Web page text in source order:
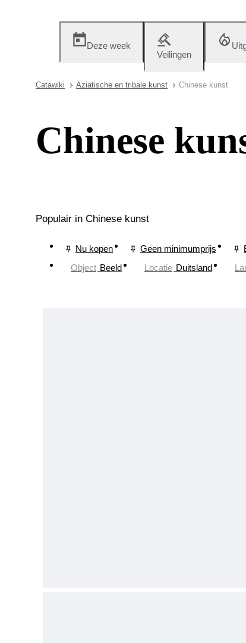
Deze week
Veilingen
Catawiki Aziatische en tribale kunst Chinese kunst
Chinese
Populair in Chinese kunst
Nu kopen Geen minimumprijs
Object Beeld Locatie Duitsland